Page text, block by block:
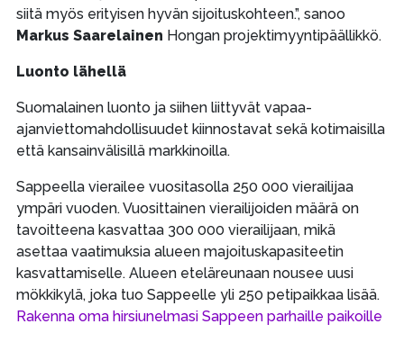
siitä myös erityisen hyvän sijoituskohteen.”, sanoo
Markus Saarelainen Hongan projektimyyntipäällikkö.
Luonto lähellä
Suomalainen luonto ja siihen liittyvät vapaa-
ajanviettomahdollisuudet kiinnostavat sekä kotimaisilla
että kansainvälisillä markkinoilla.
Sappeella vierailee vuositasolla 250 000 vierailijaa
ympäri vuoden. Vuosittainen vierailijoiden määrä on
tavoitteena kasvattaa 300 000 vierailijaan, mikä
asettaa vaatimuksia alueen majoituskapasiteetin
kasvattamiselle. Alueen eteläreunaan nousee uusi
mökkikylä, joka tuo Sappeelle yli 250 petipaikkaa lisää.
Rakenna oma hirsiunelmasi Sappeen parhaille paikoille